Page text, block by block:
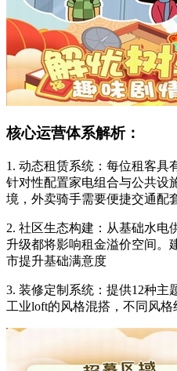
核心运营体系解析：
1. 动态租赁系统：每位租客具
针对性配置家电组合与公共设
境，外卖骑手需要便捷交通配
2. 社区生态构建：从基础水电
升级都将影响租金溢价空间。
市提升基础满意度
3. 装修定制系统：提供12种主
工业loft的风格混搭，不同风